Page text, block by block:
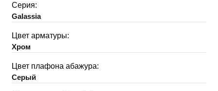
Серия:
Galassia
Цвет арматуры:
Хром
Цвет плафона абажура:
Серый